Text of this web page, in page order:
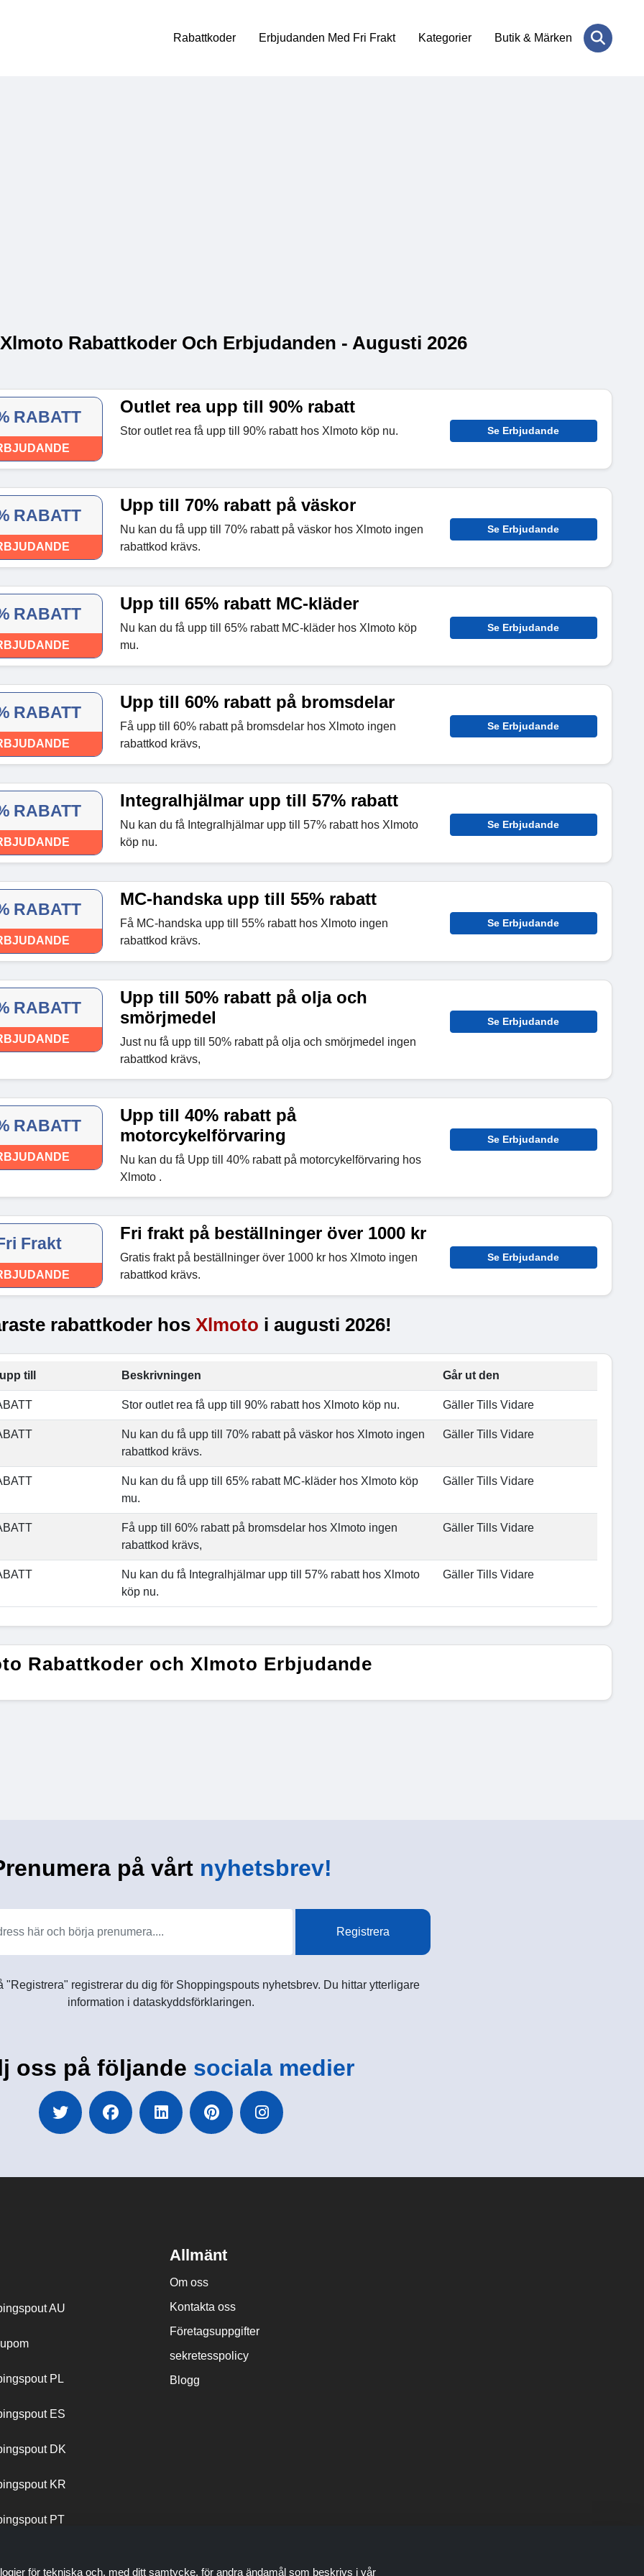
Rabattkoder Erbjudanden Med Fri Frakt Kategorier Butik & Märken
Rabattkoder Och Erbjudanden - Augusti 2026
RABATT
Outlet rea upp till 90% rabatt
Stor outlet rea få upp till 90% rabatt hos Xlmoto köp nu. Se Erbjudande
RABATT
Upp till 70% rabatt på väskor
Nu kan du få upp till 70% rabatt på väskor hos Xlmoto ingen
rabattkod krävs.
Se Erbjudande
RABATT
Upp till 65% rabatt MC-kläder
Nu kan du få upp till 65% rabatt MC-kläder hos Xlmoto köp
mu.
Se Erbjudande
RABATT
Upp till 60% rabatt på bromsdelar
Få upp till 60% rabatt på bromsdelar hos Xlmoto ingen
rabattkod krävs,
Se Erbjudande
RABATT
Integralhjälmar upp till 57% rabatt
Nu kan du få Integralhjälmar upp till 57% rabatt hos Xlmoto
köp nu.
Se Erbjudande
RABATT
MC-handska upp till 55% rabatt
Få MC-handska upp till 55% rabatt hos Xlmoto ingen
rabattkod krävs.
Se Erbjudande
RABATT
Upp till 50% rabatt på olja och
smörjmedel
Just nu få upp till 50% rabatt på olja och smörjmedel ingen
rabattkod krävs,
Se Erbjudande
RABATT
Upp till 40% rabatt på
motorcykelförvaring
Nu kan du få Upp till 40% rabatt på motorcykelförvaring hos
Xlmoto .
Se Erbjudande
Frakt
Fri frakt på beställninger över 1000 kr
Gratis frakt på beställninger över 1000 kr hos Xlmoto ingen
rabattkod krävs.
Se Erbjudande
rabattkoder hos Xlmoto i augusti 2026!
till Beskrivningen Går ut den
Stor outlet rea få upp till 90% rabatt hos Xlmoto köp nu. Gäller Tills Vidare
Nu kan du få upp till 70% rabatt på väskor hos Xlmoto ingen
rabattkod krävs.
Gäller Tills Vidare
Nu kan du få upp till 65% rabatt MC-kläder hos Xlmoto köp
mu.
Gäller Tills Vidare
Få upp till 60% rabatt på bromsdelar hos Xlmoto ingen
rabattkod krävs,
Gäller Tills Vidare
Nu kan du få Integralhjälmar upp till 57% rabatt hos Xlmoto
köp nu.
Gäller Tills Vidare
Rabattkoder och Xlmoto Erbjudande
på vårtnyhetsbrev!
Registrera
"Registrera" registrerar du dig för Shoppingspouts nyhetsbrev. Du hittar ytterligare
information i dataskyddsförklaringen.
oss på följande sociala medier
AU
PL
ES
DK
KR
PT
Allmänt
Om oss
Kontakta oss
Företagsuppgifter
sekretesspolicy
Blogg
för tekniska och, med ditt samtycke, för andra ändamål som beskrivs i vår